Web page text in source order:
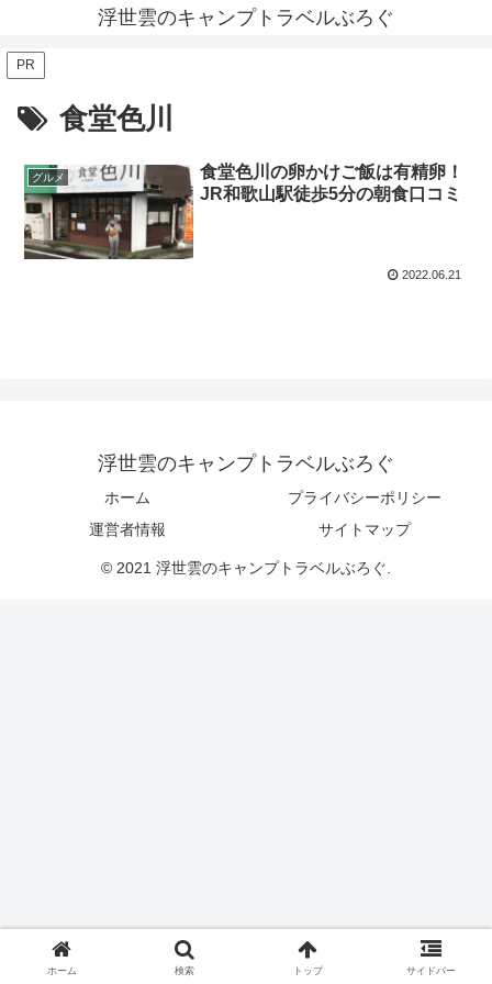
浮世雲のキャンプトラベルぶろぐ
PR
食堂色川
グルメ
食堂色川の卵かけご飯は有精卵！
JR和歌山駅徒歩5分の朝食口コミ
2022.06.21
浮世雲のキャンプトラベルぶろぐ
ホーム
プライバシーポリシー
運営者情報
サイトマップ
© 2021 浮世雲のキャンプトラベルぶろぐ.
ホーム 検索 トップ サイドバー